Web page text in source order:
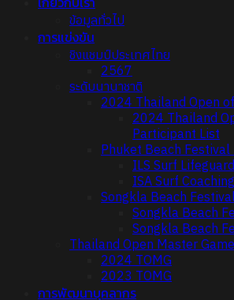
ข้อมูลทั่วไป
การแข่งขัน
ชิงแชมป์ประเทศไทย
2567
ระดับนานาชาติ
2024 Thailand Open
2024 Thailand
Participant List
Phuket Beach Festival
ILS Surf
ISA Surf
Songkla Beach
Songkla Beach
Songkla Beach
Thailand Open Master
2024 TOMG
2023 TOMG
การพัฒนาบุคลากร